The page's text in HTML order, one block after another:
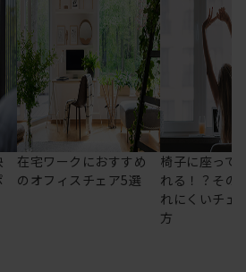
在宅ワークにおすすめ
のオフィスチェア5選
椅子に座って
れる！？その
れにくいチェ
方